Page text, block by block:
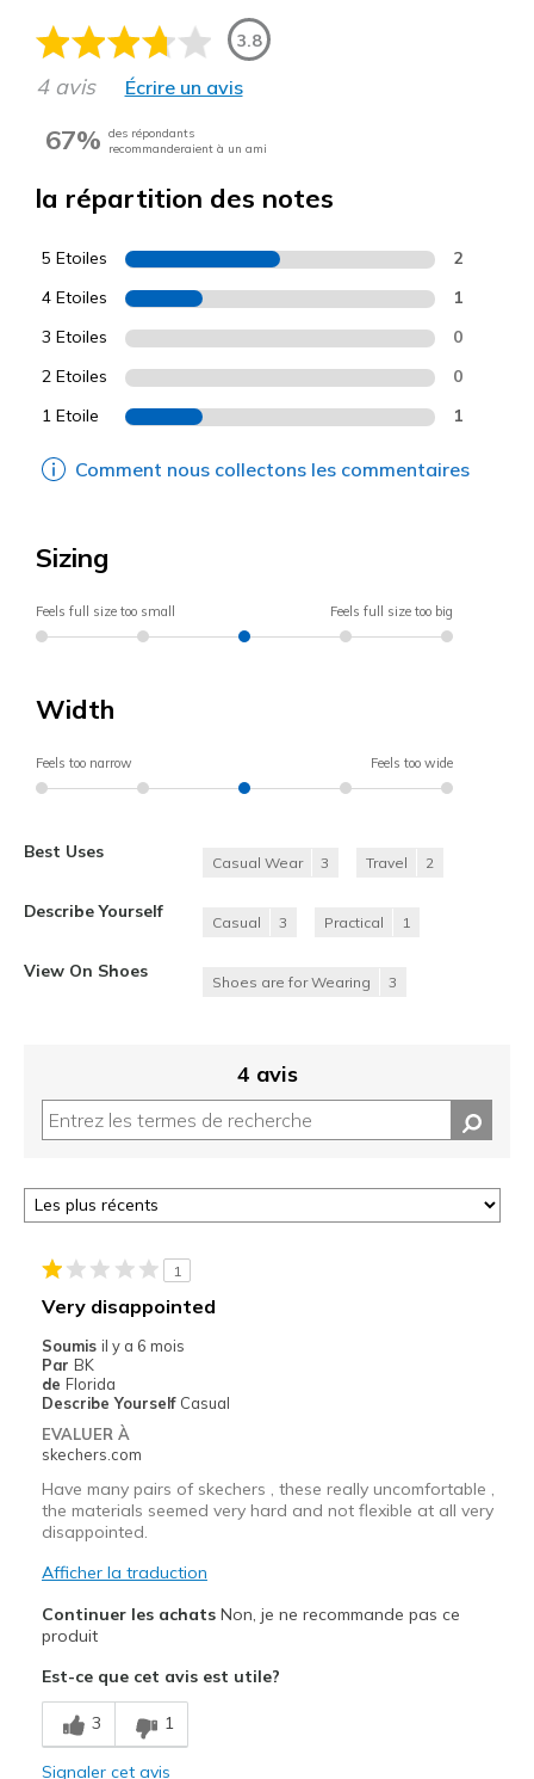
3.8
4 avis Écrire un avis
67% des répondants
recommanderaient à un ami
la répartition des notes
5 Etoiles 2
4 Etoiles 1
3 Etoiles 0
2 Etoiles 0
1 Etoile 1
Comment nous collectons les commentaires
Sizing
Feels full size too small Feels full size too big
Width
Feels too narrow Feels too wide
Best Uses
Casual Wear 3 Travel 2
Describe Yourself
Casual 3 Practical 1
View On Shoes
Shoes are for Wearing 3
4 avis
1
Very disappointed
Soumis il y a 6 mois
Par BK
de Florida
Describe Yourself Casual
EVALUER À
skechers.com
Have many pairs of skechers , these really uncomfortable ,
the materials seemed very hard and not flexible at all very
disappointed.
Afficher la traduction
Continuer les achatsNon, je ne recommande pas ce
produit
Est-ce que cet avis est utile?
3 1
Signaler cet avis